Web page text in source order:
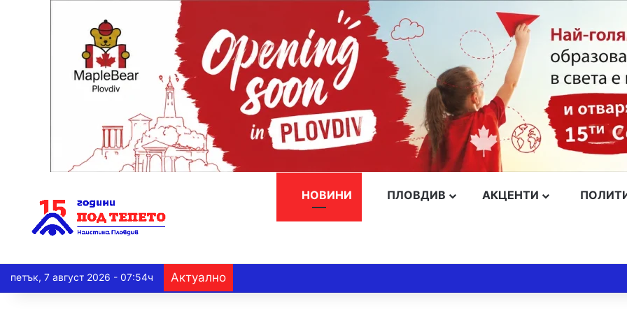
НОВИНИ ПЛОВДИВ АКЦЕНТИ
петък, 7 август 2026 - 07:54ч Актуално